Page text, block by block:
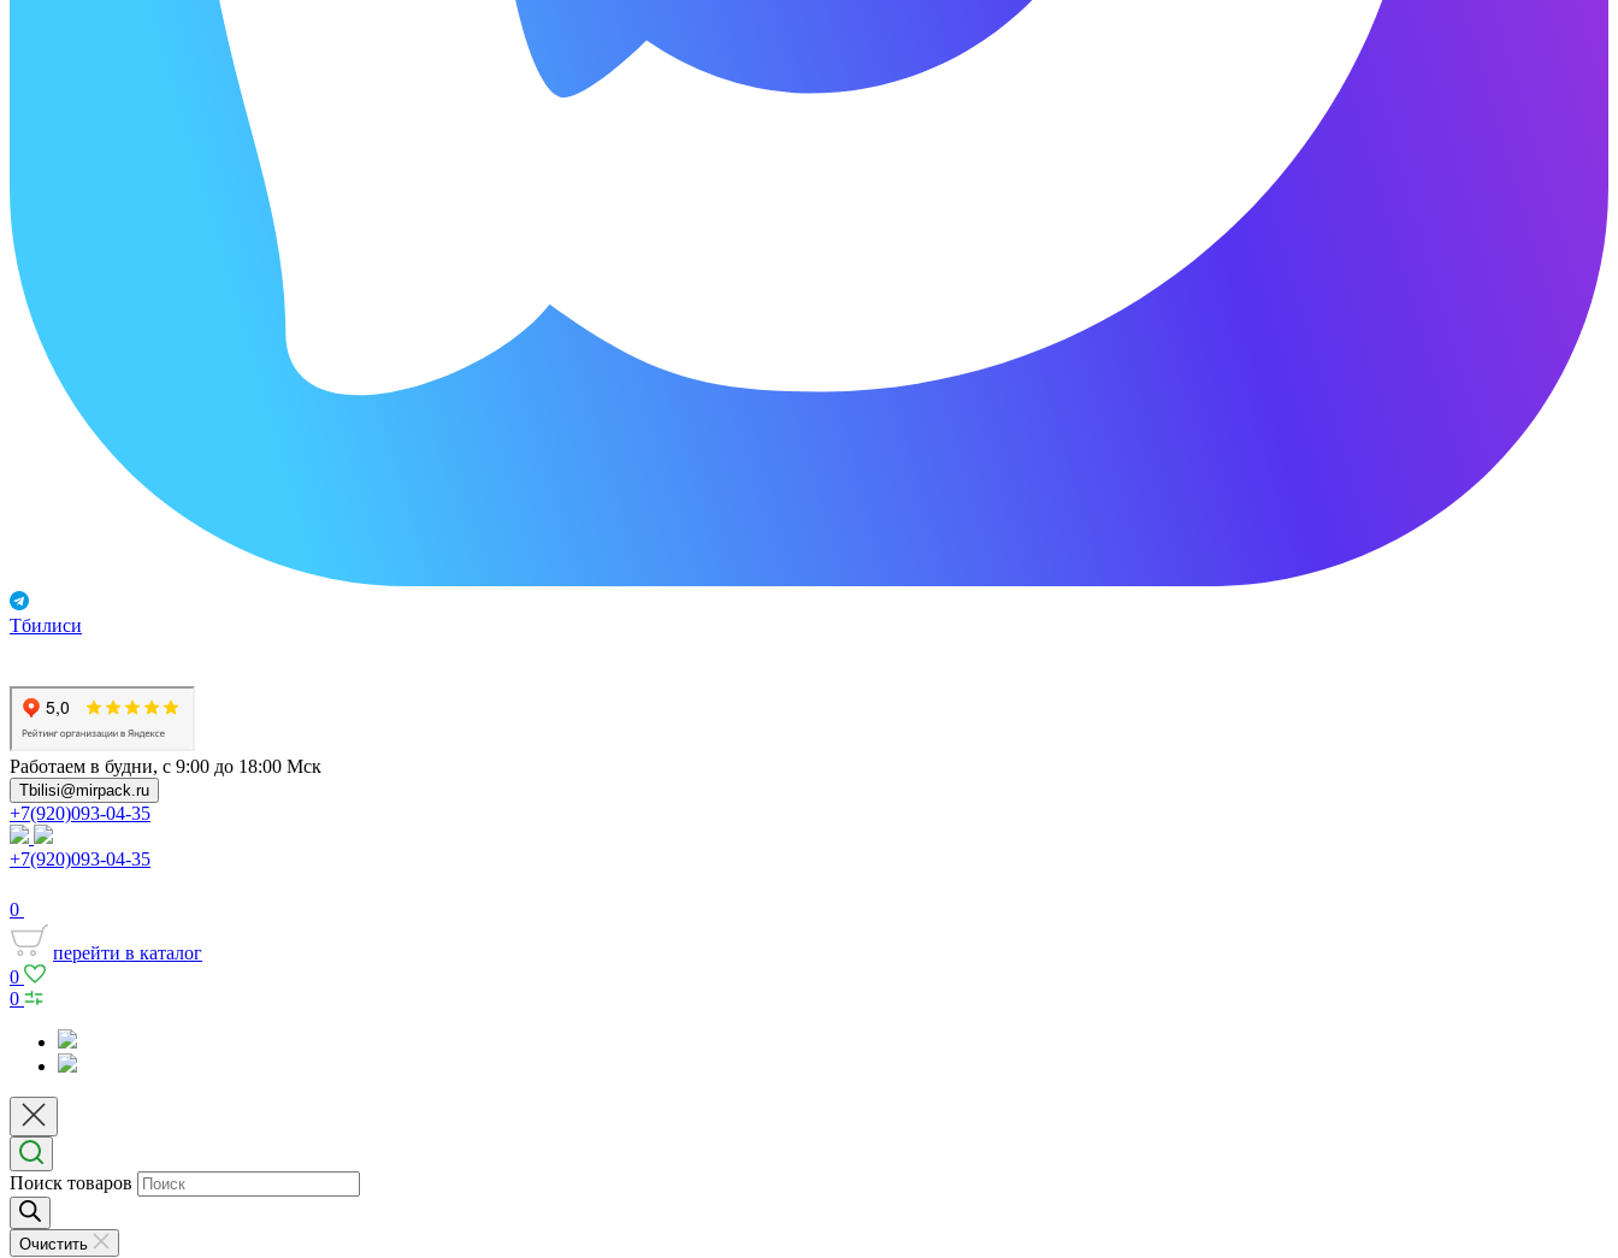
Тбилиси
Работаем в будни, с 9:00 до 18:00 Мск
Tbilisi@mirpack.ru
+7(920)093-04-35
+7(920)093-04-35
0
перейти в каталог
0
0
Поиск товаров
Очистить